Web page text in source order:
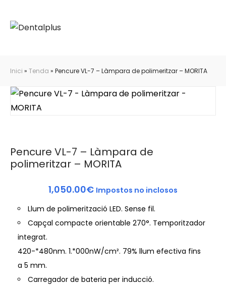
Inici » Tenda » Pencure VL-7 – Làmpara de polimeritzar – MORITA
Pencure VL-7 – Làmpara de
polimeritzar – MORITA
1,050.00€ Impostos no inclosos
Llum de polimerització LED. Sense fil.
Capçal compacte orientable 270°. Temporitzador
integrat.
420-*480nm. 1.*000nW/cm². 79% llum efectiva fins
a 5 mm.
Carregador de bateria per inducció.